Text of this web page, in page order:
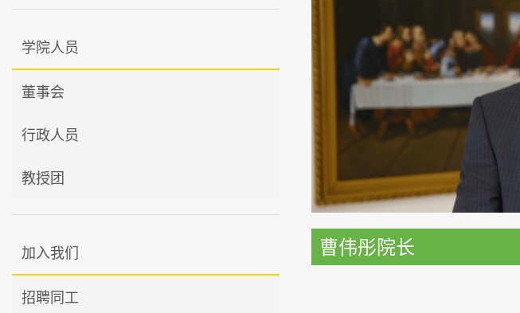
学院人员
董事会
行政人员
教授团
加入我们
招聘同工
曹伟彤院长